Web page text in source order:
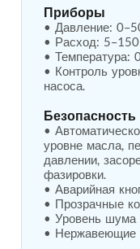
Modification of
Motor Track
Fuel (ATF) Pump
Stand
Oxygen
Hydraulic Filter
Burst Chamber
Fuel Contents
Combat
Portable
Rudder &
Gauge Pressure
Hydraulic Proof
Light Strike
Приборы
• Давление:
• Расход:
• Температура:
• Контроль
насоса.
Безопасность
•
уровне масла,
давлении,
фазировки.
• Аварийная
• Прозрачные
• Уровень
• Нержавеющие